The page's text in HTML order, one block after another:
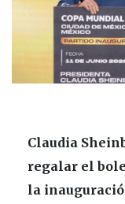
Claudia
regalar el
la